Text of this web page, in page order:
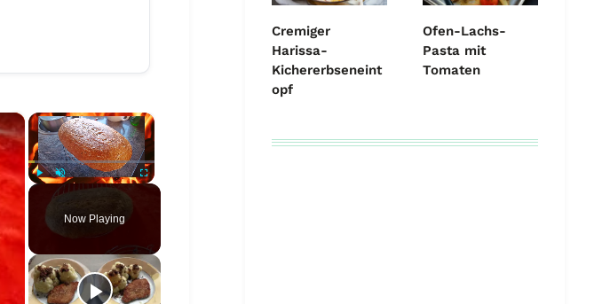
×
Unmute Fullscreen
Now Playing
×
Cremiger
Harissa-
Kichererbseneint
opf
Ofen-Lachs-
Pasta mit
Tomaten